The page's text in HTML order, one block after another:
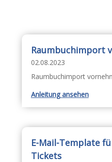
Raumbuchimport
02.08.2023
Raumbuchimport
Anleitung ansehen
E-Mail-Template
Tickets